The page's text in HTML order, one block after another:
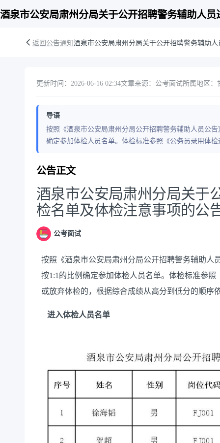
酒泉市公安局肃州分局关于公开招聘警务辅助人
返回公告通知酒泉市公安局肃州分局关于公开招聘警务辅助
更新时间：2026-06-16 02:34文章来源：公考面试所属地区：
导语
按照《酒泉市公安局肃州分局公开招聘警务辅助人员公
确定参加体检人员名单。体检标准参照《公务员录用体
公告正文
酒泉市公安局肃州分局关于
检名单及体检注意事项的公
公考面试
按照《酒泉市公安局肃州分局公开招聘警务辅助人
按1:1的比例确定参加体检人员名单。体检标准参
或放弃体检的，根据综合成绩从高分到低分的顺序
进入体检人员名单